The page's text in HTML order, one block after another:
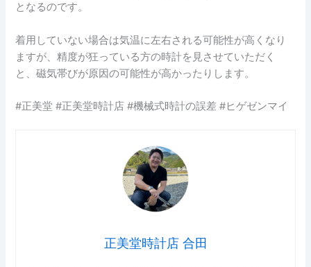
となるのです。
着用していない場合は気温に左右される可能性が高くなり
ますが、精度が狂っている方の時計を見させていただく
と、磁気帯びが原因の可能性が高かったりします。
#正美堂 #正美堂時計店 #機械式時計の誤差 #ヒゲゼンマイ
正美堂時計店 合田